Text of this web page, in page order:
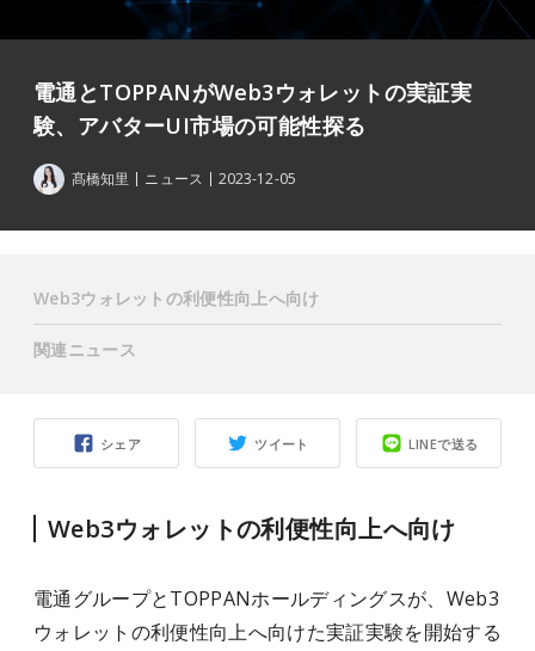
電通とTOPPANがWeb3ウォレットの実証実
験、アバターUI市場の可能性探る
髙橋知里 ニュース 2023-12-05
シェア ツイート LINEで送る
Web3ウォレットの利便性向上へ向け
電通グループとTOPPANホールディングスが、Web3
ウォレットの利便性向上へ向けた実証実験を開始する
Web3ウォレットの利便性向上へ向け
関連ニュース